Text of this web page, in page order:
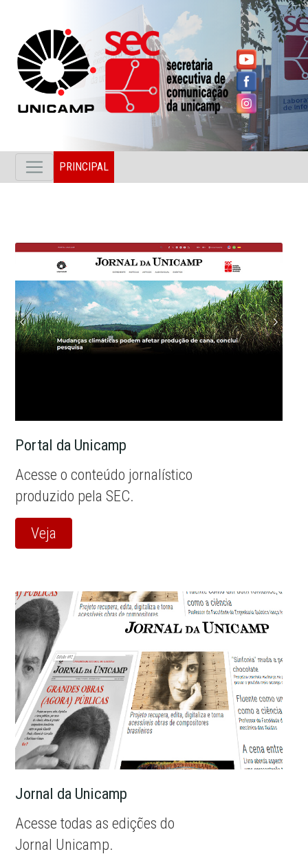
PRINCIPAL
Portal da Unicamp
Acesse o conteúdo jornalístico
produzido pela SEC.
Veja
Jornal da Unicamp
Acesse todas as edições do
Jornal Unicamp.